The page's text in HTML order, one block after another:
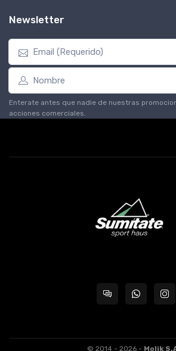
Newsletter
Enterate antes que nadie de nuestras
acciones comerciales.
© 2014 - 2026 - Molik